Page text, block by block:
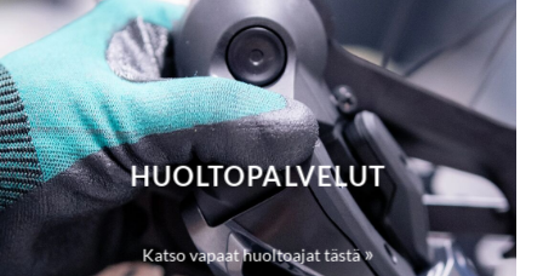
HUOLTOPALVELUT
Katso vapaat huoltoajat tästä»